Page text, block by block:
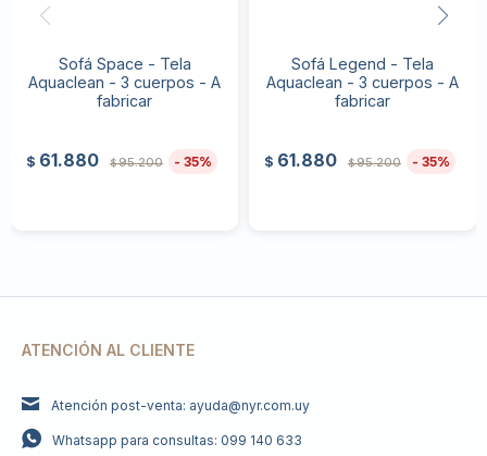
Sofá Space - Tela
Aquaclean - 3 cuerpos - A
fabricar
$ 61.880 $95.200 35
Sofá Legend - Tela
Aquaclean - 3 cuerpos - A
fabricar
$ 61.880 $95.200 35
ATENCIÓN AL CLIENTE
Atención post-venta: ayuda@nyr.com.uy
Whatsapp para consultas: 099 140 633